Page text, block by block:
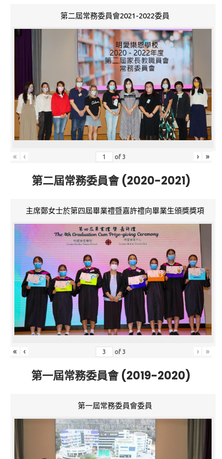
第二屆常務委員會2021-2022委員
« ‹ of3 › »
第二屆常務委員會 (2020-2021)
主席鄭女士於第四屆畢業禮暨嘉許禮向畢業生頒獎獎項
« ‹ of3 › »
第一屆常務委員會 (2019-2020)
第一屆常務委員會委員